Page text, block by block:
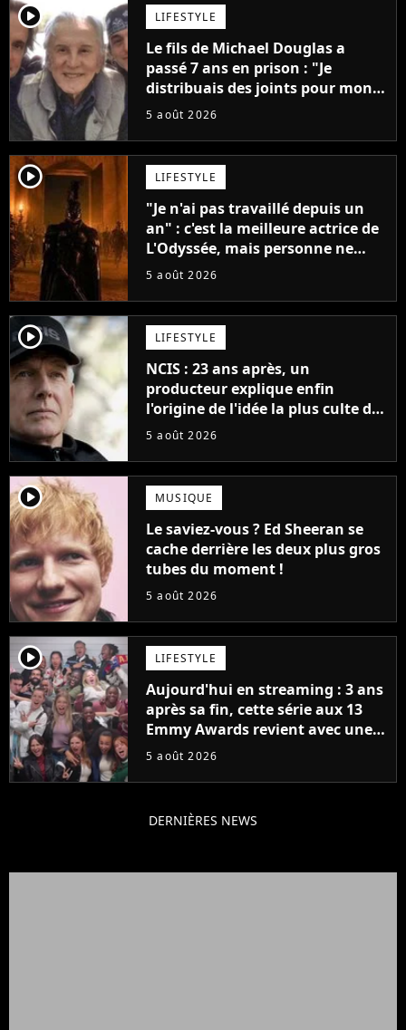
player2 LIFESTYLE
Le fils de Michael Douglas a
passé 7 ans en prison : "Je
distribuais des joints pour mon
père"
5 août 2026
player2 LIFESTYLE
"Je n'ai pas travaillé depuis un
an" : c'est la meilleure actrice de
L'Odyssée, mais personne ne
veut lui donner de rôle au
5 août 2026
player2 LIFESTYLE
NCIS : 23 ans après, un
producteur explique enfin
l'origine de l'idée la plus culte de
la série (et on ne parle pas du
5 août 2026
player2 MUSIQUE
Le saviez-vous ? Ed Sheeran se
cache derrière les deux plus gros
tubes du moment !
5 août 2026
player2 LIFESTYLE
Aujourd'hui en streaming : 3 ans
après sa fin, cette série aux 13
Emmy Awards revient avec une
suite... totalement différente
5 août 2026
DERNIÈRES NEWS